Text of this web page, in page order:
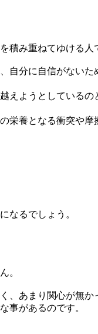
積み重ねてゆける人
自分に自信がない
ようとしているの
養となる衝突や摩
なるでしょう。
。
、あまり関心が無
事があるのです。